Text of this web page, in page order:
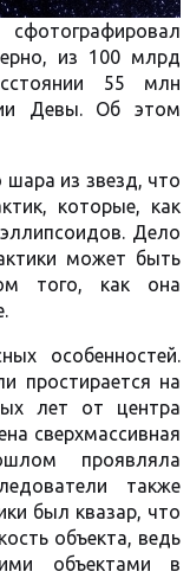
из 100 млрд
55 млн
Девы. Об этом
шара из звезд, что
которые, как
Дело
может быть
того, как она
особенностей.
простирается на
лет от центра
сверхмассивная
проявляла
также
был квазар, что
объекта, ведь
объектами в